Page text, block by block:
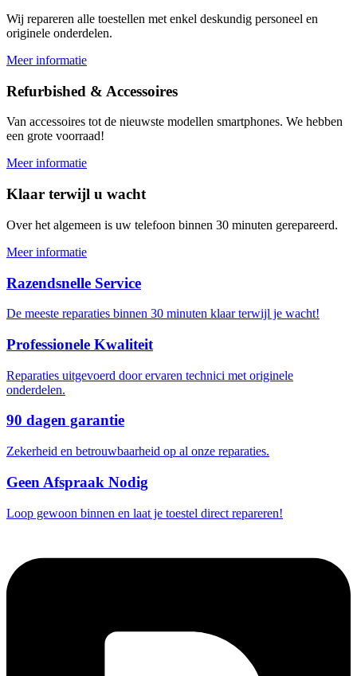
Wij repareren alle toestellen met enkel deskundig personeel en
originele onderdelen.
Meer informatie
Refurbished & Accessoires
Van accessoires tot de nieuwste modellen smartphones. We hebben
een grote voorraad!
Meer informatie
Klaar terwijl u wacht
Over het algemeen is uw telefoon binnen 30 minuten gerepareerd.
Meer informatie
Razendsnelle Service
De meeste reparaties binnen 30 minuten klaar terwijl je wacht!
Professionele Kwaliteit
Reparaties uitgevoerd door ervaren technici met originele
onderdelen.
90 dagen garantie
Zekerheid en betrouwbaarheid op al onze reparaties.
Geen Afspraak Nodig
Loop gewoon binnen en laat je toestel direct repareren!